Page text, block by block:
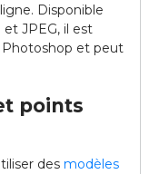
Disponible
JPEG, il est
et peut
points
des modèles